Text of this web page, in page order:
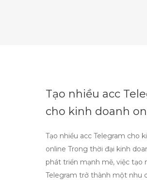
Tạo nhiều acc
cho kinh doanh
Tạo nhiều acc Telegram cho
online Trong thời đại kinh
phát triển mạnh mẽ, việc tạo
Telegram trở thành một nhu